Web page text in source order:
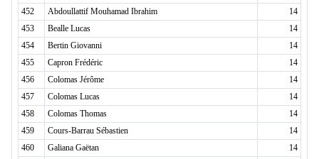
452
Abdoullattif Mouhamad Ibrahim
14
453
Bealle Lucas
14
454
Bertin Giovanni
14
455
Capron Frédéric
14
456
Colomas Jérôme
14
457
Colomas Lucas
14
458
Colomas Thomas
14
459
Cours-Barrau Sébastien
14
460
Galiana Gaëtan
14